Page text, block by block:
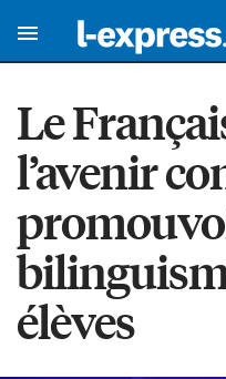
Le
l’avenir
élèves